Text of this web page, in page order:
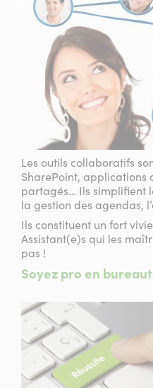
Les outils collaboratifs
SharePoint, applications
partagés… Ils simplifient
la gestion des agendas,
Ils constituent un fort
Assistant(e)s qui les
pas !
Soyez pro en